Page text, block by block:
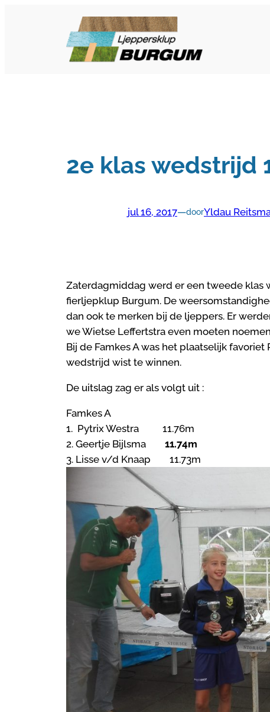
2e klas wedstrijd
jul 16, 2017—doorYldau
Zaterdagmiddag werd er een tweede klas
fierljepklup Burgum. De
dan ook te merken bij de ljeppers. Er
we Wietse Leffertstra even moeten
Bij de Famkes A was het plaatselijk
wedstrijd wist te winnen.
De uitslag zag er als volgt uit :
Famkes A
1. Pytrix Westra 11.76m
2. Geertje Bijlsma 11.74m
3. Lisse v/d Knaap 11.73m